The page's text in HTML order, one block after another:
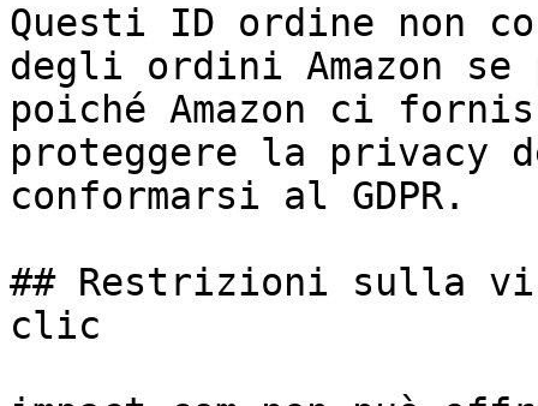
Questi ID ordine non
degli ordini Amazon
poiché Amazon ci
proteggere la privacy
conformarsi al GDPR.
## Restrizioni sulla
clic